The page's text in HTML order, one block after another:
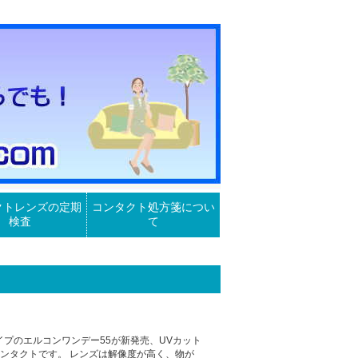
トレンズの定期
検査
コンタクト処方箋につい
て
のエルコンワンデー55が新発売、UVカット
タクトです。 レンズは解像度が高く、物が